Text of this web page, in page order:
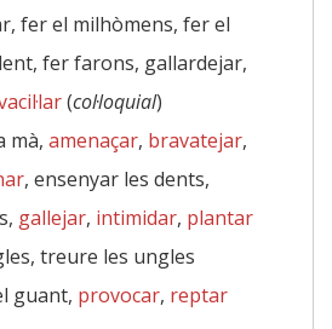
fer el milhòmens, fer el
fer farons, gallardejar,
(col·loquial)
mà, amenaçar, bravatejar,
, ensenyar les dents,
gallejar, intimidar, plantar
treure les ungles
guant, provocar, reptar